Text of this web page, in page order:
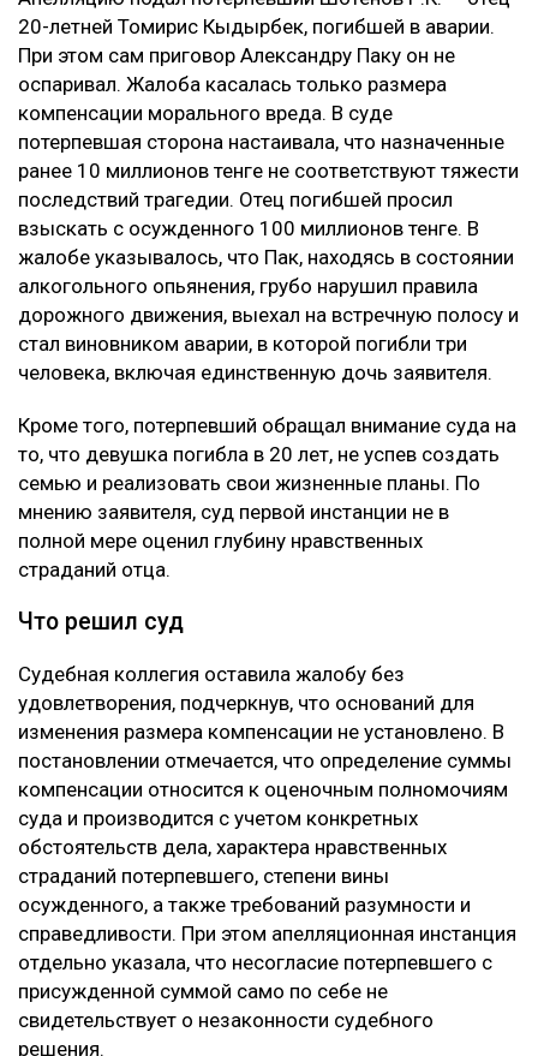
20-летней Томирис Кыдырбек, погибшей в аварии.
При этом сам приговор Александру Паку он не
оспаривал. Жалоба касалась только размера
компенсации морального вреда. В суде
потерпевшая сторона настаивала, что назначенные
ранее 10 миллионов тенге не соответствуют тяжести
последствий трагедии. Отец погибшей просил
взыскать с осужденного 100 миллионов тенге. В
жалобе указывалось, что Пак, находясь в состоянии
алкогольного опьянения, грубо нарушил правила
дорожного движения, выехал на встречную полосу и
стал виновником аварии, в которой погибли три
человека, включая единственную дочь заявителя.
Кроме того, потерпевший обращал внимание суда на
то, что девушка погибла в 20 лет, не успев создать
семью и реализовать свои жизненные планы. По
мнению заявителя, суд первой инстанции не в
полной мере оценил глубину нравственных
страданий отца.
Что решил суд
Судебная коллегия оставила жалобу без
удовлетворения, подчеркнув, что оснований для
изменения размера компенсации не установлено. В
постановлении отмечается, что определение суммы
компенсации относится к оценочным полномочиям
суда и производится с учетом конкретных
обстоятельств дела, характера нравственных
страданий потерпевшего, степени вины
осужденного, а также требований разумности и
справедливости. При этом апелляционная инстанция
отдельно указала, что несогласие потерпевшего с
присужденной суммой само по себе не
свидетельствует о незаконности судебного
решения.